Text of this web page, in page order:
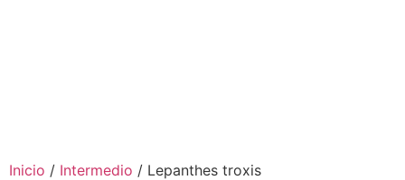
Inicio / Intermedio / Lepanthes troxis